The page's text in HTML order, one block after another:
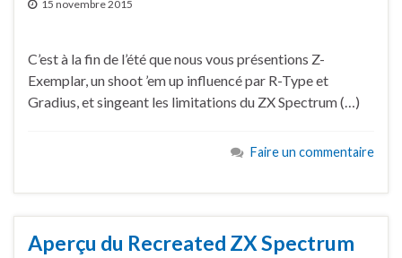
15 novembre 2015
C’est à la fin de l’été que nous vous présentions Z-
Exemplar, un shoot ’em up influencé par R-Type et
Gradius, et singeant les limitations du ZX Spectrum (…)
Faire un commentaire
Aperçu du Recreated ZX Spectrum